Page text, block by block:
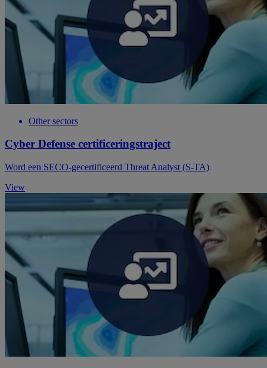
Other sectors
Cyber Defense certificeringstraject
Word een SECO-gecertificeerd Threat Analyst (S-TA)
View